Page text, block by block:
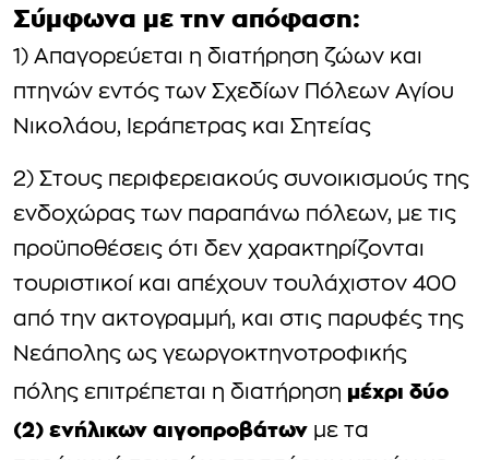
Σύμφωνα με την απόφαση:
1) Απαγορεύεται η διατήρηση ζώων και
πτηνών εντός των Σχεδίων Πόλεων Αγίου
Νικολάου, Ιεράπετρας και Σητείας
2) Στους περιφερειακούς συνοικισμούς της
ενδοχώρας των παραπάνω πόλεων, με τις
προϋποθέσεις ότι δεν χαρακτηρίζονται
τουριστικοί και απέχουν τουλάχιστον 400
από την ακτογραμμή, και στις παρυφές της
Νεάπολης ως γεωργοκτηνοτροφικής
πόλης επιτρέπεται η διατήρηση μέχρι δύο
(2) ενήλικων αιγοπροβάτων με τα